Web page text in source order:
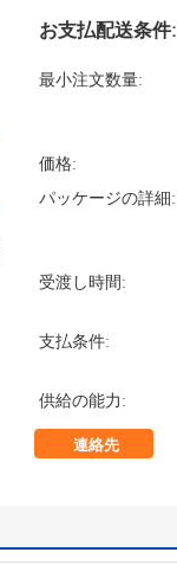
お支払配送条件:
最小注文数量:
価格:
パッケージの詳細:
受渡し時間:
支払条件:
供給の能力:
連絡先